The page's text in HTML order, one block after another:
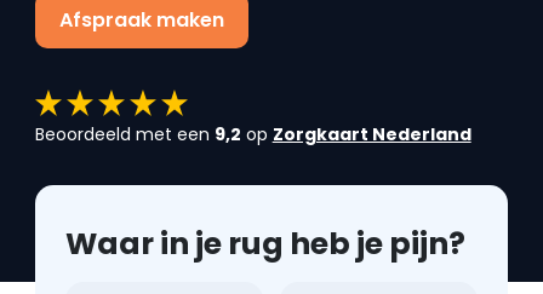
Afspraak maken
Beoordeeld met een 9,2 op Zorgkaart Nederland
Waar in je rug heb je pijn?